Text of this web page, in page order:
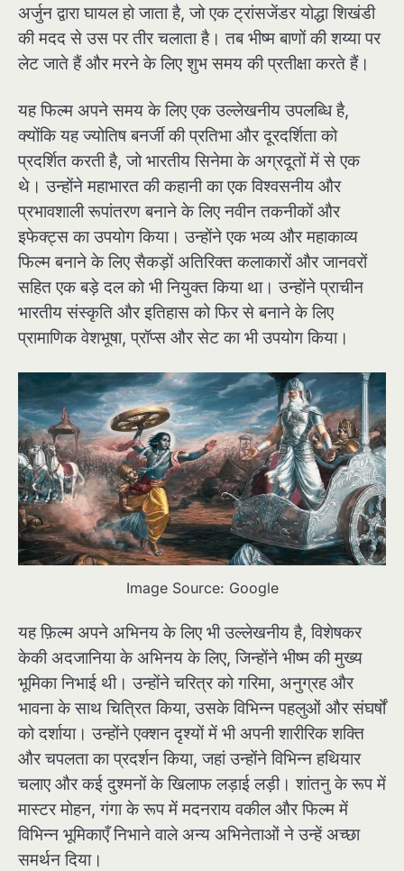
अर्जुन द्वारा घायल हो जाता है, जो एक ट्रांसजेंडर योद्धा शिखंडी
की मदद से उस पर तीर चलाता है। तब भीष्म बाणों की शय्या पर
लेट जाते हैं और मरने के लिए शुभ समय की प्रतीक्षा करते हैं।
यह फिल्म अपने समय के लिए एक उल्लेखनीय उपलब्धि है,
क्योंकि यह ज्योतिष बनर्जी की प्रतिभा और दूरदर्शिता को
प्रदर्शित करती है, जो भारतीय सिनेमा के अग्रदूतों में से एक
थे। उन्होंने महाभारत की कहानी का एक विश्वसनीय और
प्रभावशाली रूपांतरण बनाने के लिए नवीन तकनीकों और
इफेक्ट्स का उपयोग किया। उन्होंने एक भव्य और महाकाव्य
फिल्म बनाने के लिए सैकड़ों अतिरिक्त कलाकारों और जानवरों
सहित एक बड़े दल को भी नियुक्त किया था। उन्होंने प्राचीन
भारतीय संस्कृति और इतिहास को फिर से बनाने के लिए
प्रामाणिक वेशभूषा, प्रॉप्स और सेट का भी उपयोग किया।
Image Source: Google
यह फ़िल्म अपने अभिनय के लिए भी उल्लेखनीय है, विशेषकर
केकी अदजानिया के अभिनय के लिए, जिन्होंने भीष्म की मुख्य
भूमिका निभाई थी। उन्होंने चरित्र को गरिमा, अनुग्रह और
भावना के साथ चित्रित किया, उसके विभिन्न पहलुओं और संघर्षों
को दर्शाया। उन्होंने एक्शन दृश्यों में भी अपनी शारीरिक शक्ति
और चपलता का प्रदर्शन किया, जहां उन्होंने विभिन्न हथियार
चलाए और कई दुश्मनों के खिलाफ लड़ाई लड़ी। शांतनु के रूप में
मास्टर मोहन, गंगा के रूप में मदनराय वकील और फिल्म में
विभिन्न भूमिकाएँ निभाने वाले अन्य अभिनेताओं ने उन्हें अच्छा
समर्थन दिया।